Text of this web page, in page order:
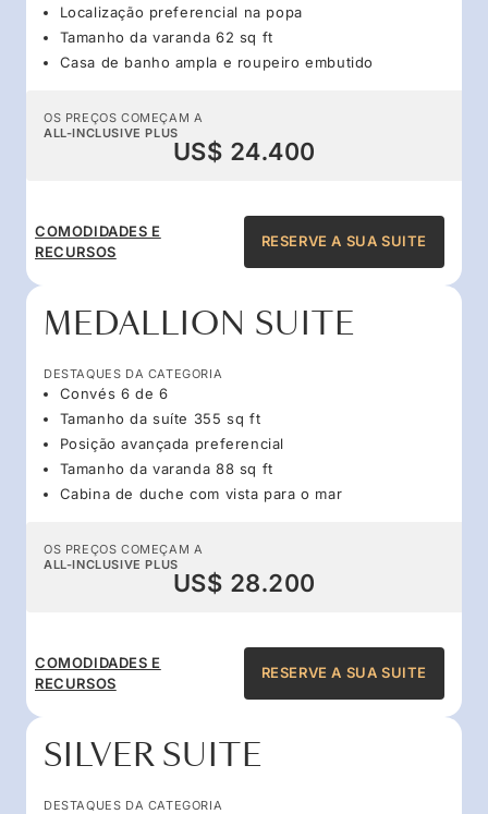
Localização preferencial na popa
Tamanho da varanda 62 sq ft
Casa de banho ampla e roupeiro embutido
OS PREÇOS COMEÇAM A
ALL-INCLUSIVE PLUS
US$ 24.400
COMODIDADES E
RECURSOS
RESERVE A SUA SUITE
MEDALLION SUITE
DESTAQUES DA CATEGORIA
Convés 6 de 6
Tamanho da suíte 355 sq ft
Posição avançada preferencial
Tamanho da varanda 88 sq ft
Cabina de duche com vista para o mar
OS PREÇOS COMEÇAM A
ALL-INCLUSIVE PLUS
US$ 28.200
COMODIDADES E
RECURSOS
RESERVE A SUA SUITE
SILVER SUITE
DESTAQUES DA CATEGORIA